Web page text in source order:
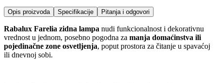
Opis proizvoda Specifikacije Pitanja i odgovori
Rabalux Farelia zidna lampa nudi funkcionalnost i dekorativnu
vrednost u jednom, posebno pogodna za manja domaćinstva ili
pojedinačne zone osvetljenja, poput prostora za čitanje u spavaćoj
ili dnevnoj sobi.